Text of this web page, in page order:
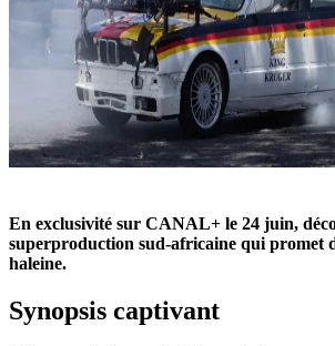
En exclusivité sur CANAL+ le 24 juin,
superproduction sud-africaine qui promet
haleine.
Synopsis captivant